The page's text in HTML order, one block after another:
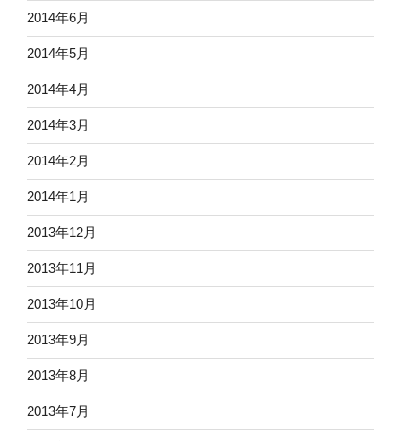
2014年6月
2014年5月
2014年4月
2014年3月
2014年2月
2014年1月
2013年12月
2013年11月
2013年10月
2013年9月
2013年8月
2013年7月